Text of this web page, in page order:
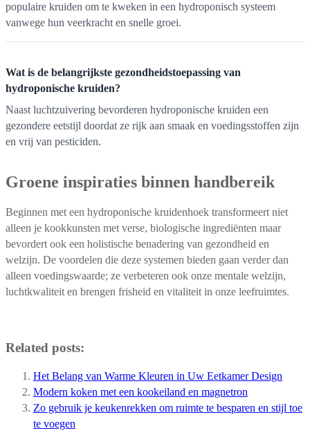
populaire kruiden om te kweken in een hydroponisch systeem
vanwege hun veerkracht en snelle groei.
Wat is de belangrijkste gezondheidstoepassing van
hydroponische kruiden?
Naast luchtzuivering bevorderen hydroponische kruiden een
gezondere eetstijl doordat ze rijk aan smaak en voedingsstoffen zijn
en vrij van pesticiden.
Groene inspiraties binnen handbereik
Beginnen met een hydroponische kruidenhoek transformeert niet
alleen je kookkunsten met verse, biologische ingrediënten maar
bevordert ook een holistische benadering van gezondheid en
welzijn. De voordelen die deze systemen bieden gaan verder dan
alleen voedingswaarde; ze verbeteren ook onze mentale welzijn,
luchtkwaliteit en brengen frisheid en vitaliteit in onze leefruimtes.
Related posts:
Het Belang van Warme Kleuren in Uw Eetkamer Design
Modern koken met een kookeiland en magnetron
Zo gebruik je keukenrekken om ruimte te besparen en stijl toe
te voegen